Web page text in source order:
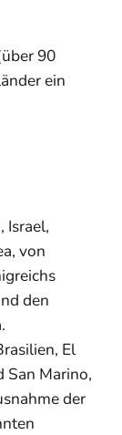
90
ein
Israel,
von
den
El
San Marino,
der